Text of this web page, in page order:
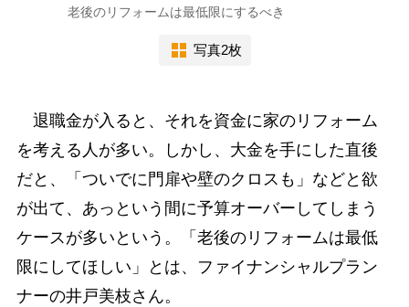
老後のリフォームは最低限にするべき
写真2枚
退職金が入ると、それを資金に家のリフォーム
を考える人が多い。しかし、大金を手にした直後
だと、「ついでに門扉や壁のクロスも」などと欲
が出て、あっという間に予算オーバーしてしまう
ケースが多いという。「老後のリフォームは最低
限にしてほしい」とは、ファイナンシャルプラン
ナーの井戸美枝さん。